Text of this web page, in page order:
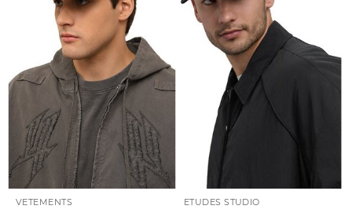
VETEMENTS ETUDES STUDIO